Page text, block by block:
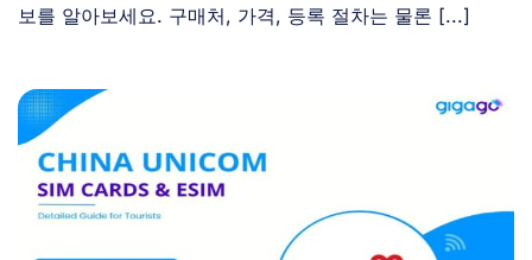
보를 알아보세요. 구매처, 가격, 등록 절차는 물론 [...]